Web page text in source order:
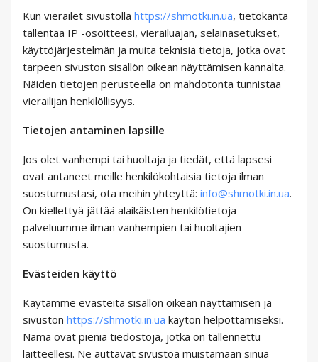
Kun vierailet sivustolla https://shmotki.in.ua, tietokanta
tallentaa IP -osoitteesi, vierailuajan, selainasetukset,
käyttöjärjestelmän ja muita teknisiä tietoja, jotka ovat
tarpeen sivuston sisällön oikean näyttämisen kannalta.
Näiden tietojen perusteella on mahdotonta tunnistaa
vierailijan henkilöllisyys.
Tietojen antaminen lapsille
Jos olet vanhempi tai huoltaja ja tiedät, että lapsesi
ovat antaneet meille henkilökohtaisia ​​tietoja ilman
suostumustasi, ota meihin yhteyttä: info@shmotki.in.ua.
On kiellettyä jättää alaikäisten henkilötietoja
palveluumme ilman vanhempien tai huoltajien
suostumusta.
Evästeiden käyttö
Käytämme evästeitä sisällön oikean näyttämisen ja
sivuston https://shmotki.in.ua käytön helpottamiseksi.
Nämä ovat pieniä tiedostoja, jotka on tallennettu
laitteellesi. Ne auttavat sivustoa muistamaan sinua